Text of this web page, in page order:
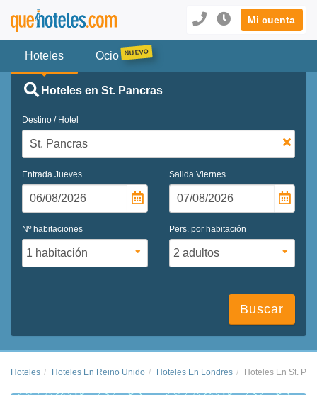
Mi cuenta
Hoteles Ocio
Hoteles en St. Pancras
Destino / Hotel
Entrada Jueves Salida Viernes
Nº habitaciones Pers. por habitación
Buscar
Hoteles Hoteles En Reino Unido Hoteles En Londres Hoteles En St.